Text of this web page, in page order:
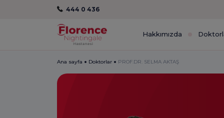
444 0 436
Hakkımızda
Ana sayfa Doktorlar PROF.DR. SELMA AKTAŞ